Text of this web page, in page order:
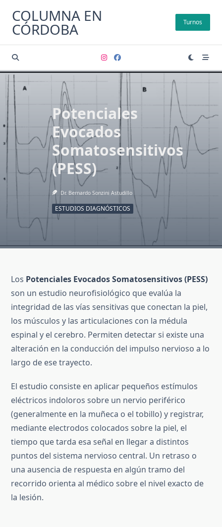
contenido
COLUMNA EN
CÓRDOBA Turnos
Potenciales
Evocados
Somatosensitivos
(PESS)
Dr. Bernardo Sonzini Astudillo
ESTUDIOS DIAGNÓSTICOS
Los Potenciales Evocados Somatosensitivos (PESS)
son un estudio neurofisiológico que evalúa la
integridad de las vías sensitivas que conectan la piel,
los músculos y las articulaciones con la médula
espinal y el cerebro. Permiten detectar si existe una
alteración en la conducción del impulso nervioso a lo
largo de ese trayecto.
El estudio consiste en aplicar pequeños estímulos
eléctricos indoloros sobre un nervio periférico
(generalmente en la muñeca o el tobillo) y registrar,
mediante electrodos colocados sobre la piel, el
tiempo que tarda esa señal en llegar a distintos
puntos del sistema nervioso central. Un retraso o
una ausencia de respuesta en algún tramo del
recorrido orienta al médico sobre el nivel exacto de
la lesión.